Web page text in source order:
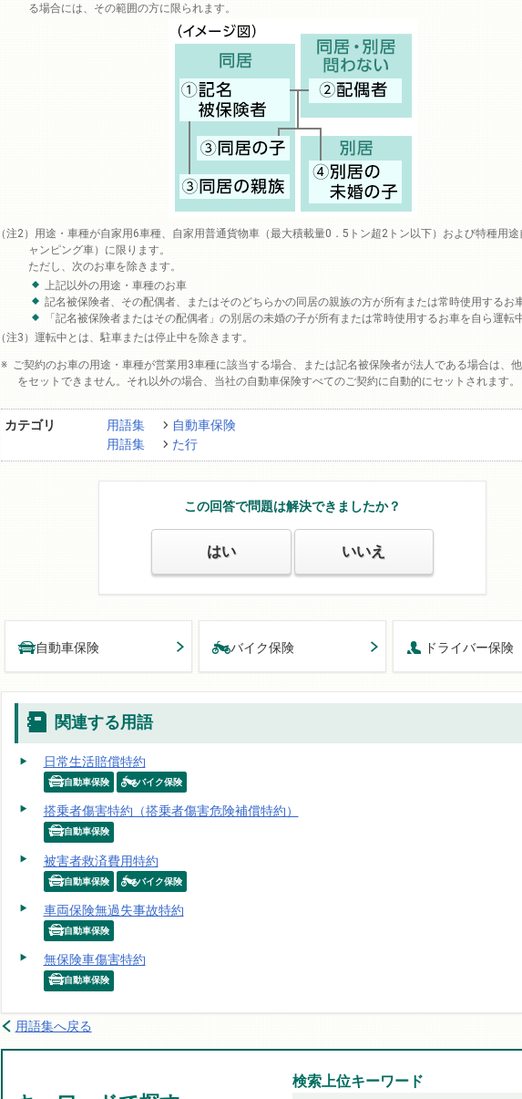
る場合には、その範囲の方に限られます。
用途・車種が自家用6車種、自家用普通貨物車（最大積載量0．5トン超2トン以下）および特種用途
ャンピング車）に限ります。
ただし、次のお車を除きます。
上記以外の用途・車種のお車
記名被保険者、その配偶者、またはそのどちらかの同居の親族の方が所有または常時使用するお
「記名被保険者またはその配偶者」の別居の未婚の子が所有または常時使用するお車を自ら運転
運転中とは、駐車または停止中を除きます。
ご契約のお車の用途・車種が営業用3車種に該当する場合、または記名被保険者が法人である場合は、
をセットできません。それ以外の場合、当社の自動車保険すべてのご契約に自動的にセットされます。
カテゴリ 用語集
自動車保険
用語集
た行
この回答で問題は解決できましたか？
はい いいえ
自動車保険 バイク保険 ドライバー保険
関連する用語
日常生活賠償特約
自動車保険 バイク保険
搭乗者傷害特約（搭乗者傷害危険補償特約）
自動車保険
被害者救済費用特約
自動車保険 バイク保険
車両保険無過失事故特約
自動車保険
無保険車傷害特約
自動車保険
用語集へ戻る
検索上位キーワード